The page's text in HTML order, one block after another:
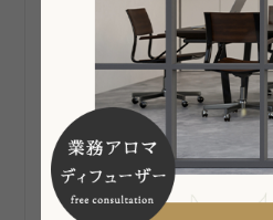
シトラス系の香りは甘酸っ
だ瞬間にリフレッシュ感
香りです。オレンジやレ